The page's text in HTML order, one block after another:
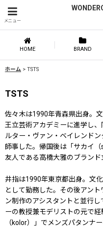
メニュー
HOME BRAND
ホーム > TSTS
TSTS
佐々木は1990年青森県出身。
王立芸術アカデミーに進学し
ルター・ヴァン・ベイレンド
師事した。帰国後は「サカイ（
友人である高橋大雅のブランド
井指は1990年東京都出身。文
として勤務した。その後アン
ン制作のアシスタントと並行
ーの教授兼モデリストの元で
（kolor）」でメンズパタンナ